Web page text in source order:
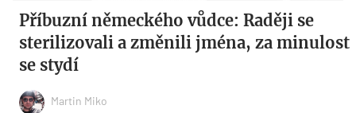
Příbuzní německého vůdce: Raději se
sterilizovali a změnili jména, za minulost
se stydí
Martin Miko